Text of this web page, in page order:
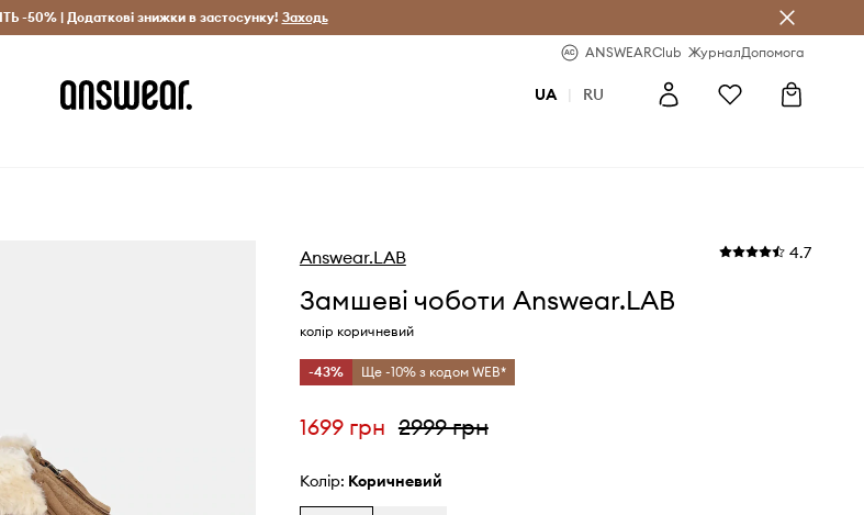
товари Заощаджуй з Answear Club
-50% | Додаткові знижки в застосунку! Заходь
ANSWEARClub ЖурналДопомога
UA | RU
Answear.LAB 4.7
Замшеві чоботи Answear.LAB
колір коричневий
-43% Ще -10% з кодом WEB*
1699 грн 2999 грн
Колір: коричневий